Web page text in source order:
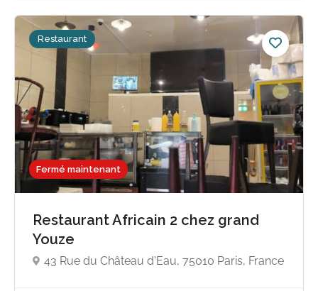
Pas encore d'avis
Fermé maintenant
Restaurant
Restaurant Africain 2 chez grand
Youze
43 Rue du Château d'Eau, 75010 Paris, France